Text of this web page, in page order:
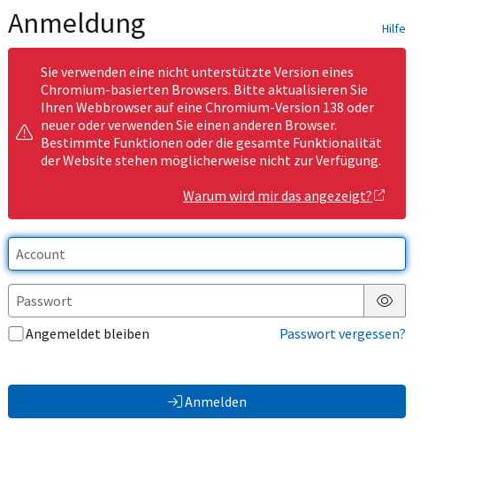
Anmeldung Hilfe
Sie verwenden eine nicht unterstützte Version eines
Chromium-basierten Browsers. Bitte aktualisieren Sie
Ihren Webbrowser auf eine Chromium-Version 138 oder
neuer oder verwenden Sie einen anderen Browser.
Bestimmte Funktionen oder die gesamte Funktionalität
der Website stehen möglicherweise nicht zur Verfügung.
Warum wird mir das angezeigt?
Passwort anzeigen
Angemeldet bleiben
Passwort vergessen?
Anmelden